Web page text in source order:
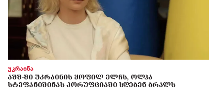
უკრაინა
ᲐᲨᲨ-ᲨᲘ ᲣᲙᲠᲐᲘᲜᲘᲡ ᲧᲝᲤᲘᲚ ᲔᲚᲩᲡ, ᲝᲚᲰᲐ
ᲡᲢᲔᲤᲐᲜᲘᲨᲘᲜᲐᲡ ᲙᲝᲠᲣᲤᲪᲘᲐᲨᲘ ᲡᲓᲔᲑᲔᲜ ᲑᲠᲐᲚᲡ